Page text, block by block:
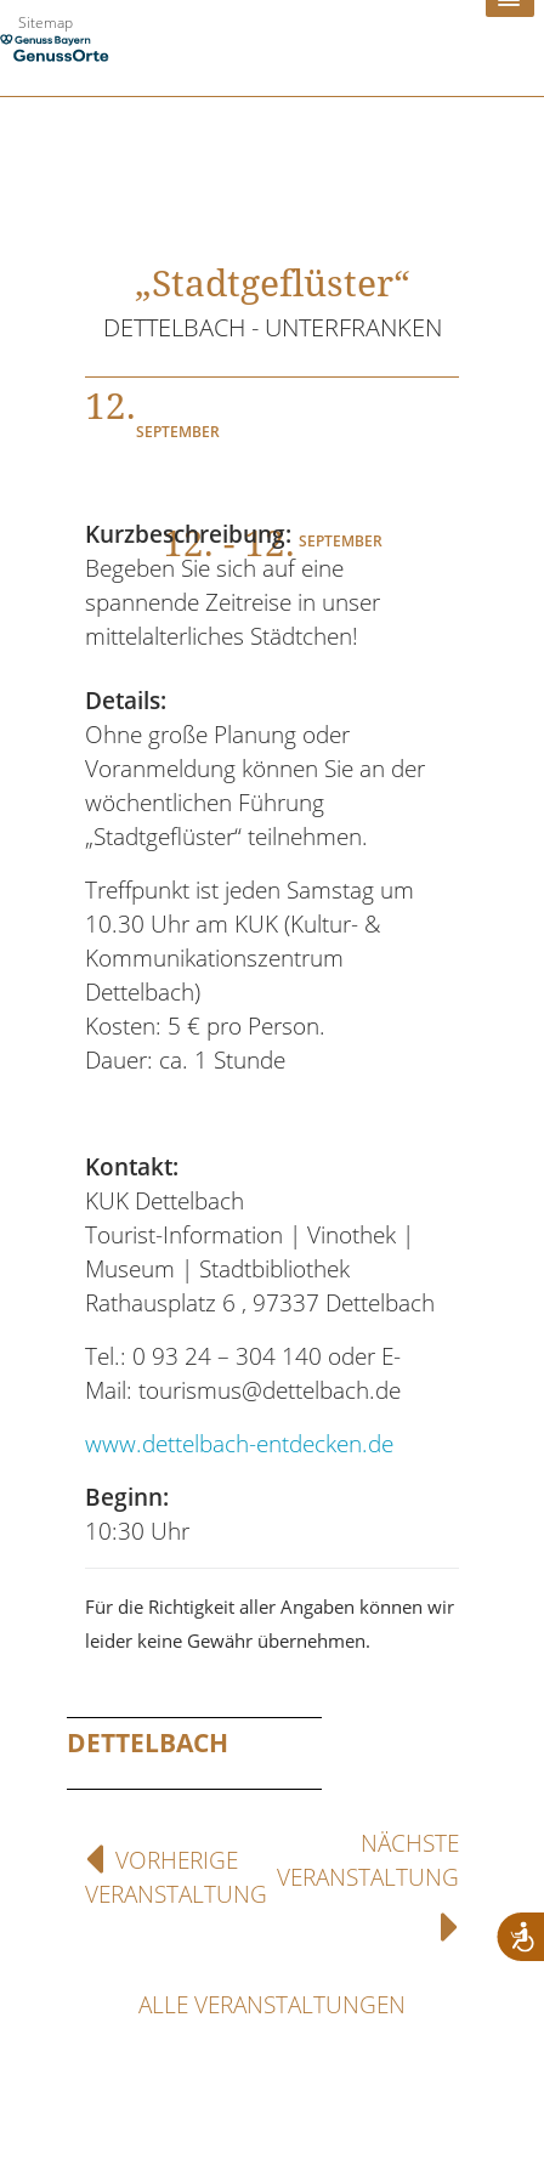
Zum
Inhalt
Sitemap
„Stadtgeflüster“
DETTELBACH - UNTERFRANKEN
12.
SEPTEMBER
12. - 12. SEPTEMBER
Kurzbeschreibung:
Begeben Sie sich auf eine
spannende Zeitreise in unser
mittelalterliches Städtchen!
Details:
Ohne große Planung oder
Voranmeldung können Sie an der
wöchentlichen Führung
„Stadtgeflüster“ teilnehmen.
Treffpunkt ist jeden Samstag um
10.30 Uhr am KUK (Kultur- &
Kommunikationszentrum
Dettelbach)
Kosten: 5 € pro Person.
Dauer: ca. 1 Stunde
Kontakt:
KUK Dettelbach
Tourist-Information | Vinothek |
Museum | Stadtbibliothek
Rathausplatz 6 , 97337 Dettelbach
Tel.: 0 93 24 – 304 140 oder E-
Mail: tourismus@dettelbach.de
www.dettelbach-entdecken.de
Beginn:
10:30 Uhr
Für die Richtigkeit aller Angaben können wir
leider keine Gewähr übernehmen.
DETTELBACH
VORHERIGE
VERANSTALTUNG
NÄCHSTE
VERANSTALTUNG
ALLE VERANSTALTUNGEN